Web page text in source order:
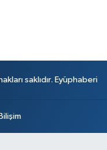
saklıdır. Eyüphaberi